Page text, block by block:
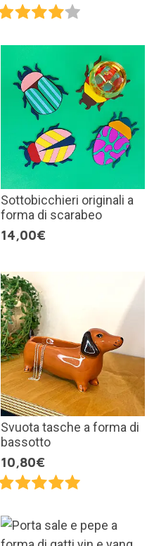
Sottobicchieri originali a
forma di scarabeo
14,00€
Svuota tasche a forma di
bassotto
10,80€